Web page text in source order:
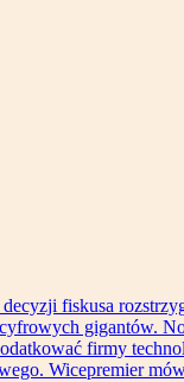
fiskusa
gigantów.
firmy
Wicepremier